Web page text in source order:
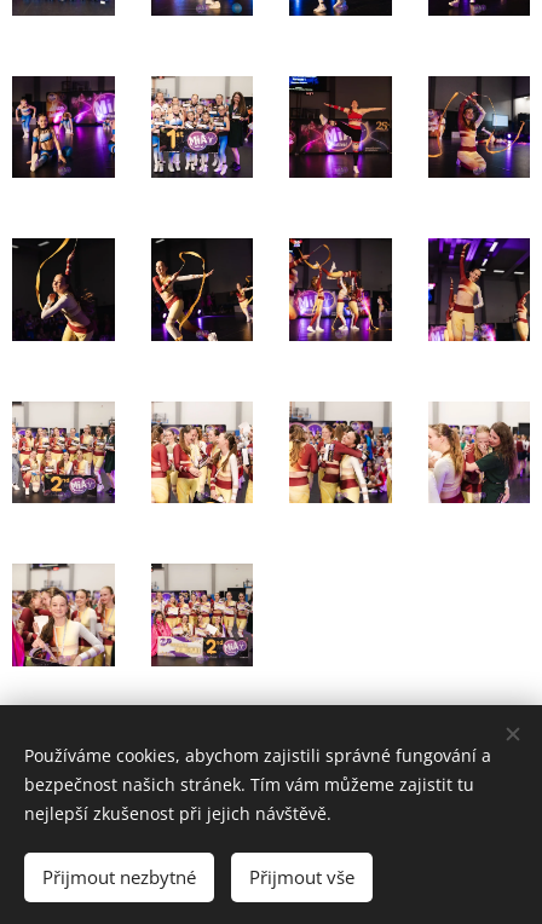
Cookies
Používáme cookies, abychom zajistili správné fungování a
bezpečnost našich stránek. Tím vám můžeme zajistit tu
nejlepší zkušenost při jejich návštěvě.
Přijmout nezbytné Přijmout vše